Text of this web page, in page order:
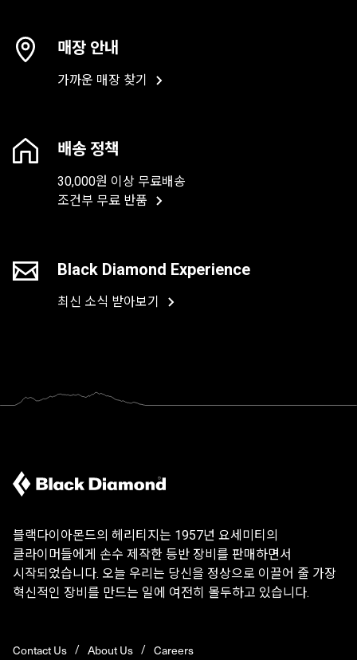
매장 안내
가까운 매장 찾기
배송 정책
30,000원 이상 무료배송
조건부 무료 반품
Black Diamond Experience
최신 소식 받아보기
블랙다이아몬드의 헤리티지는 1957년 요세미티의
클라이머들에게 손수 제작한 등반 장비를 판매하면서
시작되었습니다. 오늘 우리는 당신을 정상으로 이끌어 줄 가장
혁신적인 장비를 만드는 일에 여전히 몰두하고 있습니다.
Contact Us About Us Careers